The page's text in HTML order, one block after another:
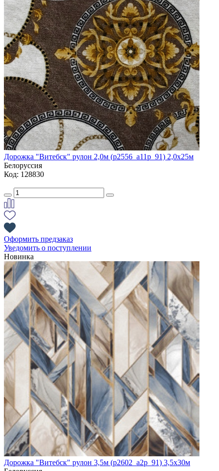
Дорожка "Витебск" рулон 2,0м (p2556_a11p_91) 2,0х25м
Белоруссия
Код: 128830
Оформить предзаказ
Уведомить о поступлении
Новинка
Дорожка "Витебск" рулон 3,5м (p2602_a2p_91) 3,5х30м